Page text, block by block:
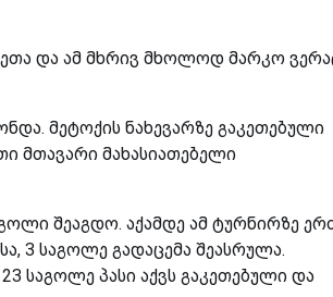
და ამ მხრივ მხოლოდ მარკო
მეტოქის ნახევარზე გაკეთებული
მთავარი მახასიათებელი
გოლი შეაგდო. აქამდე ამ ტურნირზე
3 საგოლე გადაცემა შეასრულა.
საგოლე პასი აქვს გაკეთებული და